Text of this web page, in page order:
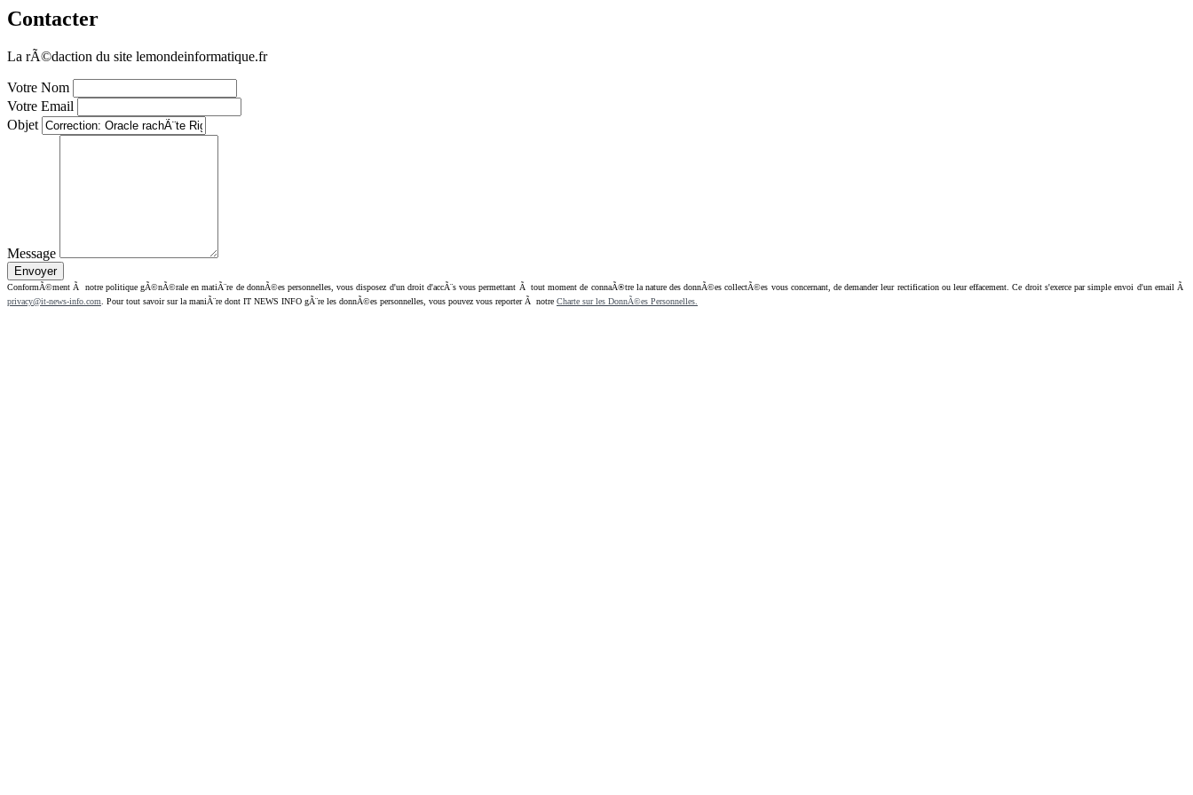
Contacter
La rÃ©daction du site lemondeinformatique.fr
Votre Nom
Votre Email
Objet
Message
ConformÃ©ment Ã notre politique gÃ©nÃ©rale en matiÃ¨re de donnÃ©es personnelles, vous disposez d'un droit d'accÃ¨s vous permettant Ã tout moment de connaÃ®tre la nature des donnÃ©es collectÃ©es vous concernant, de demander leur rectification ou leur effacement. Ce droit s'exerce par simple envoi d'un email Ã
privacy@it-news-info.com . Pour tout savoir sur la maniÃ¨re dont IT NEWS INFO gÃ¨re les donnÃ©es personnelles, vous pouvez vous reporter Ã notre Charte sur les DonnÃ©es Personnelles.